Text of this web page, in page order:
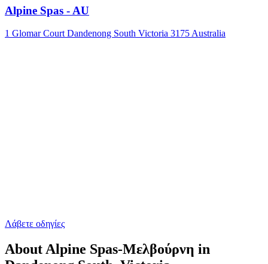
Alpine Spas - AU
1 Glomar Court Dandenong South Victoria 3175 Australia
Λάβετε οδηγίες
About Alpine Spas-Μελβούρνη in